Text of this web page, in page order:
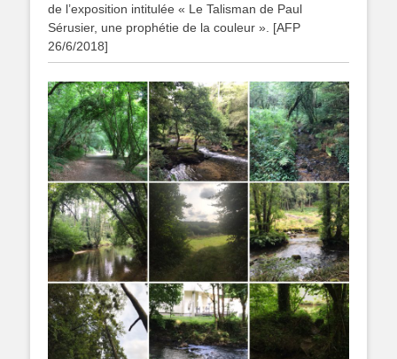
de l’exposition intitulée « Le Talisman de Paul
Sérusier, une prophétie de la couleur ». [AFP
26/6/2018]